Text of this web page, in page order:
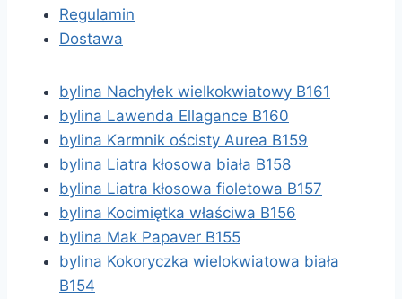
Regulamin
Dostawa
bylina Nachyłek wielkokwiatowy B161
bylina Lawenda Ellagance B160
bylina Karmnik ościsty Aurea B159
bylina Liatra kłosowa biała B158
bylina Liatra kłosowa fioletowa B157
bylina Kocimiętka właściwa B156
bylina Mak Papaver B155
bylina Kokoryczka wielokwiatowa biała
B154